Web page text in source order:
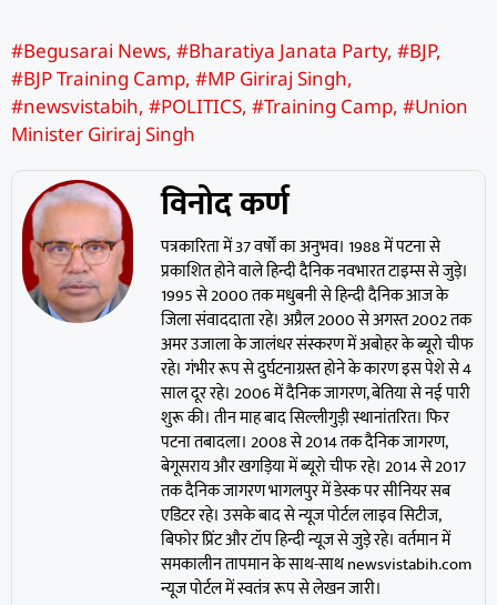
#Begusarai News, #Bharatiya Janata Party, #BJP,
#BJP Training Camp, #MP Giriraj Singh,
#newsvistabih, #POLITICS, #Training Camp, #Union
Minister Giriraj Singh
विनोद कर्ण
पत्रकारिता में 37 वर्षों का अनुभव। 1988 में पटना से
प्रकाशित होने वाले हिन्दी दैनिक नवभारत टाइम्स से जुड़े।
1995 से 2000 तक मधुबनी से हिन्दी दैनिक आज के
जिला संवाददाता रहे। अप्रैल 2000 से अगस्त 2002 तक
अमर उजाला के जालंधर संस्करण में अबोहर के ब्यूरो चीफ
रहे। गंभीर रूप से दुर्घटनाग्रस्त होने के कारण इस पेशे से 4
साल दूर रहे। 2006 में दैनिक जागरण, बेतिया से नई पारी
शुरू की। तीन माह बाद सिल्लीगुड़ी स्थानांतरित। फिर
पटना तबादला। 2008 से 2014 तक दैनिक जागरण,
बेगूसराय और खगड़िया में ब्यूरो चीफ रहे। 2014 से 2017
तक दैनिक जागरण भागलपुर में डेस्क पर सीनियर सब
एडिटर रहे। उसके बाद से न्यूज पोर्टल लाइव सिटीज,
बिफोर प्रिंट और टॉप हिन्दी न्यूज से जुड़े रहे। वर्तमान में
समकालीन तापमान के साथ-साथ newsvistabih.com
न्यूज पोर्टल में स्वतंत्र रूप से लेखन जारी।